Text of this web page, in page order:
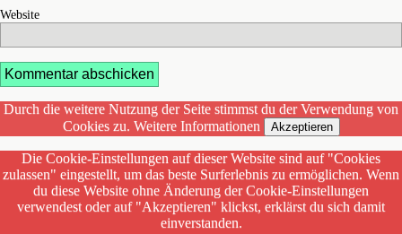
Website
Durch die weitere Nutzung der Seite stimmst du der Verwendung von
Cookies zu. Weitere Informationen Akzeptieren
Die Cookie-Einstellungen auf dieser Website sind auf "Cookies
zulassen" eingestellt, um das beste Surferlebnis zu ermöglichen. Wenn
du diese Website ohne Änderung der Cookie-Einstellungen
verwendest oder auf "Akzeptieren" klickst, erklärst du sich damit
einverstanden.